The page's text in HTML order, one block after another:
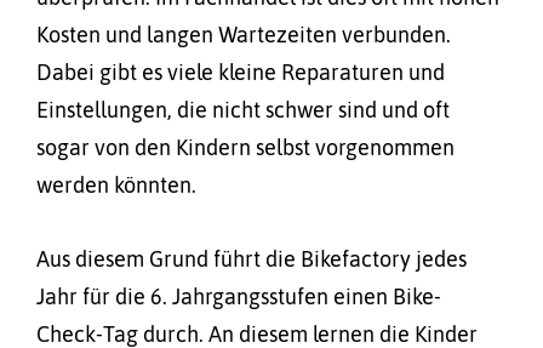
Kosten und langen Wartezeiten verbunden.
Dabei gibt es viele kleine Reparaturen und
Einstellungen, die nicht schwer sind und oft
sogar von den Kindern selbst vorgenommen
werden könnten.
Aus diesem Grund führt die Bikefactory jedes
Jahr für die 6. Jahrgangsstufen einen Bike-
Check-Tag durch. An diesem lernen die Kinder